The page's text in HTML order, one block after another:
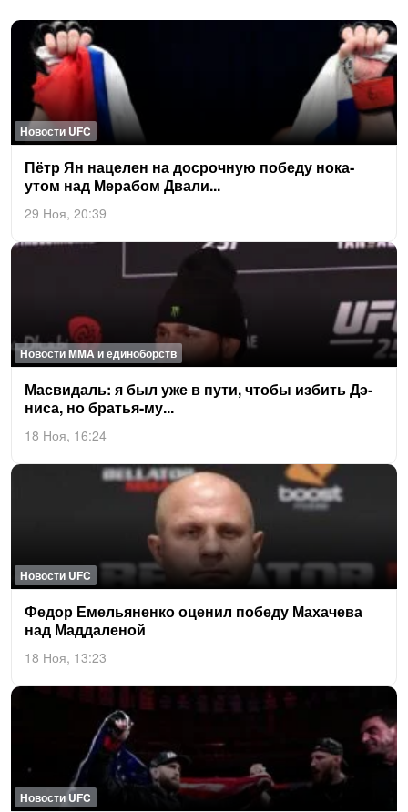
Новости UFC
Пётр Ян на­целен на дос­рочную по­беду но­ка­
утом над Ме­рабом Два­ли...
29 Ноя, 20:39
Новости MMA и единоборств
Мас­ви­даль: я был уже в пу­ти, что­бы из­бить Дэ­
ниса, но братья-му...
18 Ноя, 16:24
Новости UFC
Фе­дор Емель­янен­ко оце­нил по­беду Ма­хаче­ва
над Мад­да­леной
18 Ноя, 13:23
Новости UFC